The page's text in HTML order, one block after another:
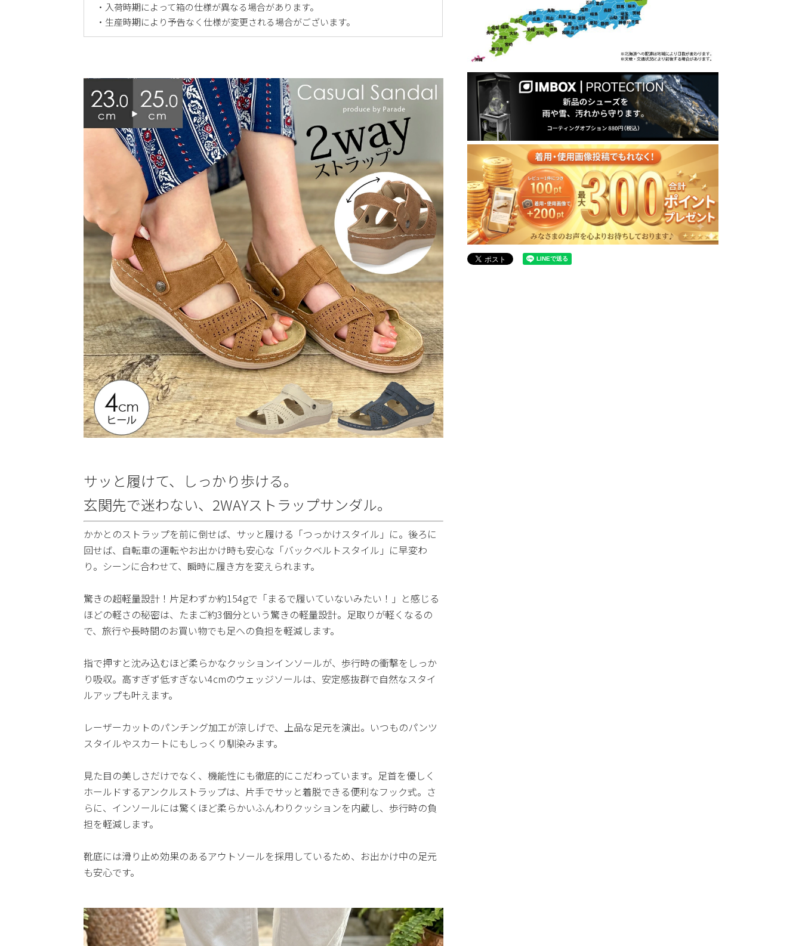
・入荷時期によって箱の仕様が異なる場合があります。
・生産時期により予告なく仕様が変更される場合がございます。
サッと履けて、しっかり歩ける。
玄関先で迷わない、2WAYストラップサンダル。
かかとのストラップを前に倒せば、サッと履ける「つっかけスタイル」に。後ろに
回せば、自転車の運転やお出かけ時も安心な「バックベルトスタイル」に早変わ
り。シーンに合わせて、瞬時に履き方を変えられます。
驚きの超軽量設計！片足わずか約154gで「まるで履いていないみたい！」と感じる
ほどの軽さの秘密は、たまご約3個分という驚きの軽量設計。足取りが軽くなるの
で、旅行や長時間のお買い物でも足への負担を軽減します。
指で押すと沈み込むほど柔らかなクッションインソールが、歩行時の衝撃をしっか
り吸収。高すぎず低すぎない4cmのウェッジソールは、安定感抜群で自然なスタイ
ルアップも叶えます。
レーザーカットのパンチング加工が涼しげで、上品な足元を演出。いつものパンツ
スタイルやスカートにもしっくり馴染みます。
見た目の美しさだけでなく、機能性にも徹底的にこだわっています。足首を優しく
ホールドするアンクルストラップは、片手でサッと着脱できる便利なフック式。さ
らに、インソールには驚くほど柔らかいふんわりクッションを内蔵し、歩行時の負
担を軽減します。
靴底には滑り止め効果のあるアウトソールを採用しているため、お出かけ中の足元
も安心です。